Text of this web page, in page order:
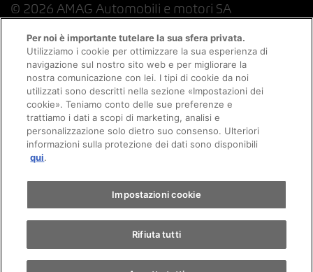
Appuntamento
Giro di prova
Trova un'auto
© 2026 AMAG Automobili e motori SA
Protezione dei dati Indicazioni giuridiche
Consulenza online informazioni legali
Politica sui cookie Colophon
Per noi è importante tutelare la sua sfera privata.
Utilizziamo i cookie per ottimizzare la sua esperienza di
navigazione sul nostro sito web e per migliorare la
nostra comunicazione con lei. I tipi di cookie da noi
utilizzati sono descritti nella sezione «Impostazioni dei
cookie». Teniamo conto delle sue preferenze e
trattiamo i dati a scopi di marketing, analisi e
personalizzazione solo dietro suo consenso. Ulteriori
informazioni sulla protezione dei dati sono disponibili
qui.
Impostazioni cookie
Rifiuta tutti